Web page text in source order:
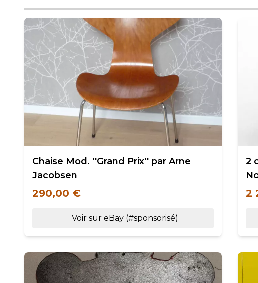
Chaise Mod. ''Grand Prix'' par Arne
Jacobsen
290,00 €
Voir sur eBay (#sponsorisé)
2
2